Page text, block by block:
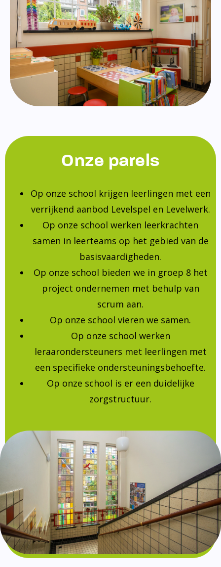
Onze parels
Op onze school krijgen leerlingen met een
verrijkend aanbod Levelspel en Levelwerk.
Op onze school werken leerkrachten
samen in leerteams op het gebied van de
basisvaardigheden.
Op onze school bieden we in groep 8 het
project ondernemen met behulp van
scrum aan.
Op onze school vieren we samen.
Op onze school werken
leraarondersteuners met leerlingen met
een specifieke ondersteuningsbehoefte.
Op onze school is er een duidelijke
zorgstructuur.